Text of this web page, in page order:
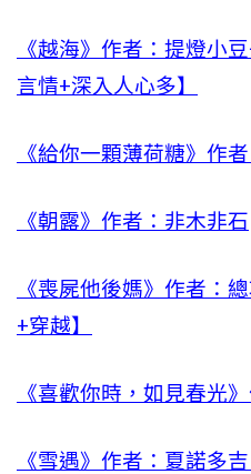
《越海》作者：提燈小
言情+深入人心多】
《給你一顆薄荷糖》作
《朝露》作者：非木非石
《喪屍他後媽》作者：
+穿越】
《喜歡你時，如見春光
《雪遇》作者：夏諾多